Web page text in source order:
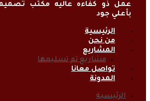
عمل ذو كفاءه عاليه مكتب
بأعلي جود
الرئيسية
من نحن
المشاريع
مشاريع تم تسليمها
تواصل معانا
المدونة
الرئيسية